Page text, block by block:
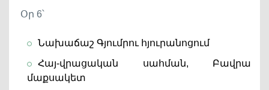
Օր 6՝
Նախաճաշ Գյումրու հյուրանոցում
Հայ-վրացական սահման, Բավրա
մաքսակետ